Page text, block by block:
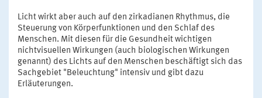
Licht wirkt aber auch auf den zirkadianen Rhythmus, die
Steuerung von Körperfunktionen und den Schlaf des
Menschen. Mit diesen für die Gesundheit wichtigen
nichtvisuellen Wirkungen (auch biologischen Wirkungen
genannt) des Lichts auf den Menschen beschäftigt sich das
Sachgebiet "Beleuchtung" intensiv und gibt dazu
Erläuterungen.